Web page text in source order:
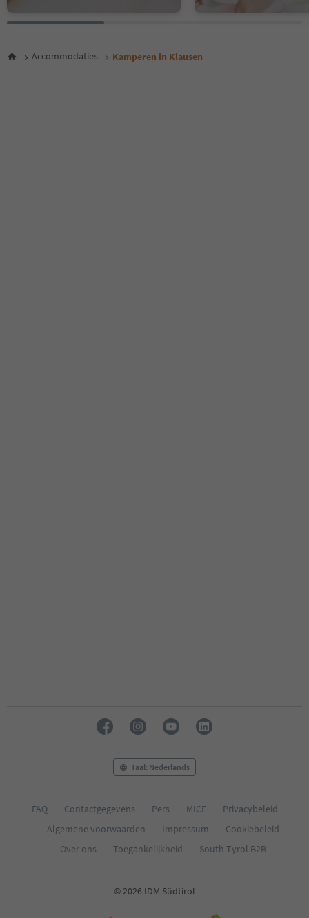
Accommodaties Kamperen in Klausen
Taal: Nederlands
FAQ Contactgegevens Pers MICE
Privacybeleid
Algemene voorwaarden
Impressum
Cookiebeleid
Over ons
Toegankelijkheid South Tyrol B2B
© 2026 IDM Südtirol